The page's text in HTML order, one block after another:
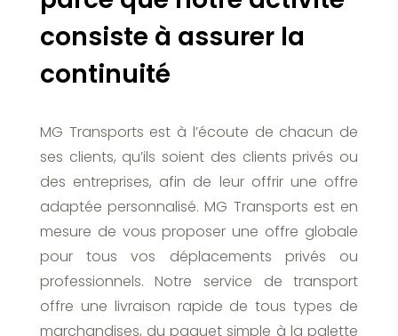
consiste à assurer la
continuité
MG Transports est à l’écoute de chacun de
ses clients, qu’ils soient des clients privés ou
des entreprises, afin de leur offrir une offre
adaptée personnalisé. MG Transports est en
mesure de vous proposer une offre globale
pour tous vos déplacements privés ou
professionnels. Notre service de transport
offre une livraison rapide de tous types de
marchandises, du paquet simple à la palette